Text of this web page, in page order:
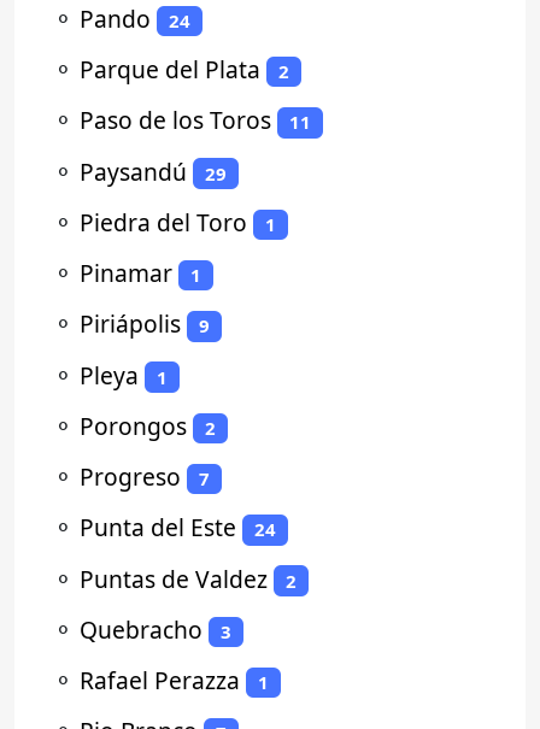
⚬ Pando 24
⚬ Parque del Plata 2
⚬ Paso de los Toros 11
⚬ Paysandú 29
⚬ Piedra del Toro 1
⚬ Pinamar 1
⚬ Piriápolis 9
⚬ Pleya 1
⚬ Porongos 2
⚬ Progreso 7
⚬ Punta del Este 24
⚬ Puntas de Valdez 2
⚬ Quebracho 3
⚬ Rafael Perazza 1